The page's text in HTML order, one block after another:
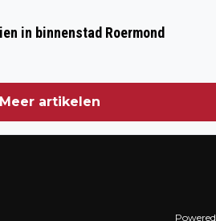
EINDELOOS'
in binnenstad Roermond
Meer artikelen